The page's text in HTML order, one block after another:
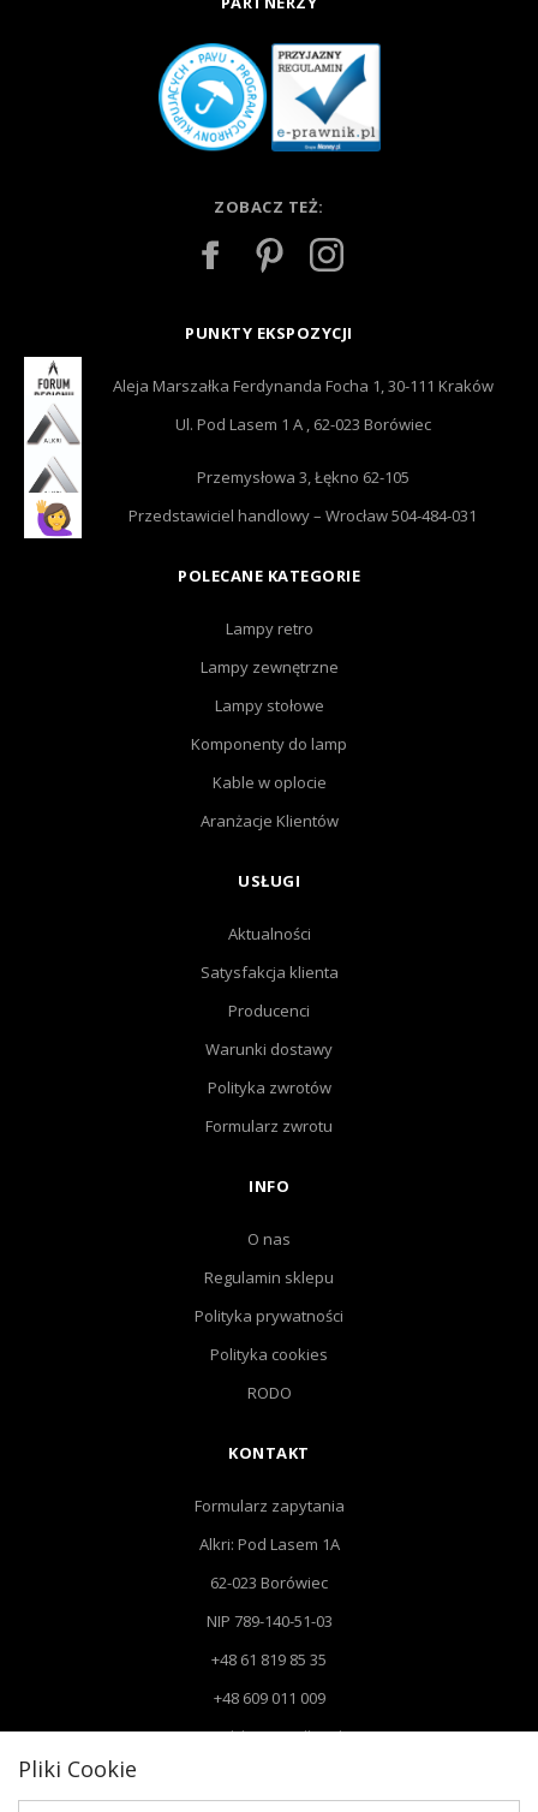
ZOBACZ TEŻ:
PUNKTY EKSPOZYCJI
Aleja Marszałka Ferdynanda Focha 1, 30-111 Kraków
Ul. Pod Lasem 1 A , 62-023 Borówiec
Przemysłowa 3, Łękno 62-105
Przedstawiciel handlowy – Wrocław 504-484-031
POLECANE KATEGORIE
Lampy retro
Lampy zewnętrzne
Lampy stołowe
Komponenty do lamp
Kable w oplocie
Aranżacje Klientów
USŁUGI
Aktualności
Satysfakcja klienta
Producenci
Warunki dostawy
Polityka zwrotów
Formularz zwrotu
INFO
O nas
Regulamin sklepu
Polityka prywatności
Polityka cookies
RODO
KONTAKT
Formularz zapytania
Alkri: Pod Lasem 1A
62-023 Borówiec
NIP 789-140-51-03
+48 61 819 85 35
+48 609 011 009
Email: biuro@alkri.pl
Biuro: Pod Lasem 1 A, 62-023 Borówiec
Pliki Cookie